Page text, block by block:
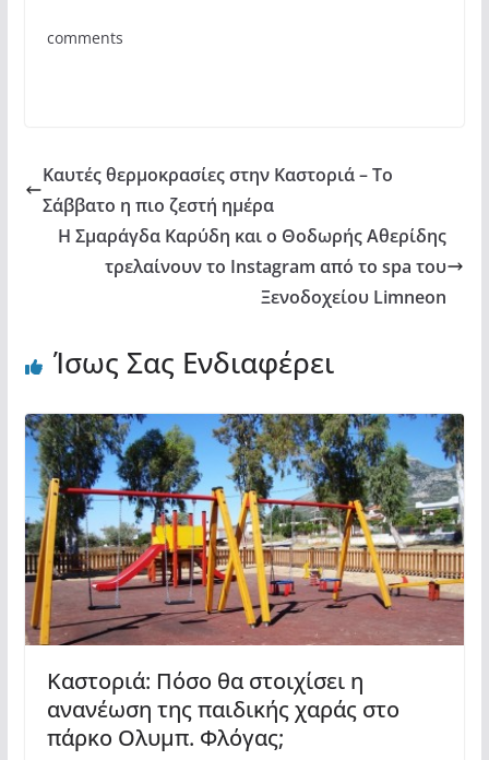
b
comments
Καυτές θερμοκρασίες στην Καστοριά – Το
Σάββατο η πιο ζεστή ημέρα
Η Σμαράγδα Καρύδη και ο Θοδωρής Αθερίδης
τρελαίνουν το Instagram από το spa του
Ξενοδοχείου Limneon
Ίσως Σας Ενδιαφέρει
Καστοριά: Πόσο θα στοιχίσει η
ανανέωση της παιδικής χαράς στο
πάρκο Ολυμπ. Φλόγας;